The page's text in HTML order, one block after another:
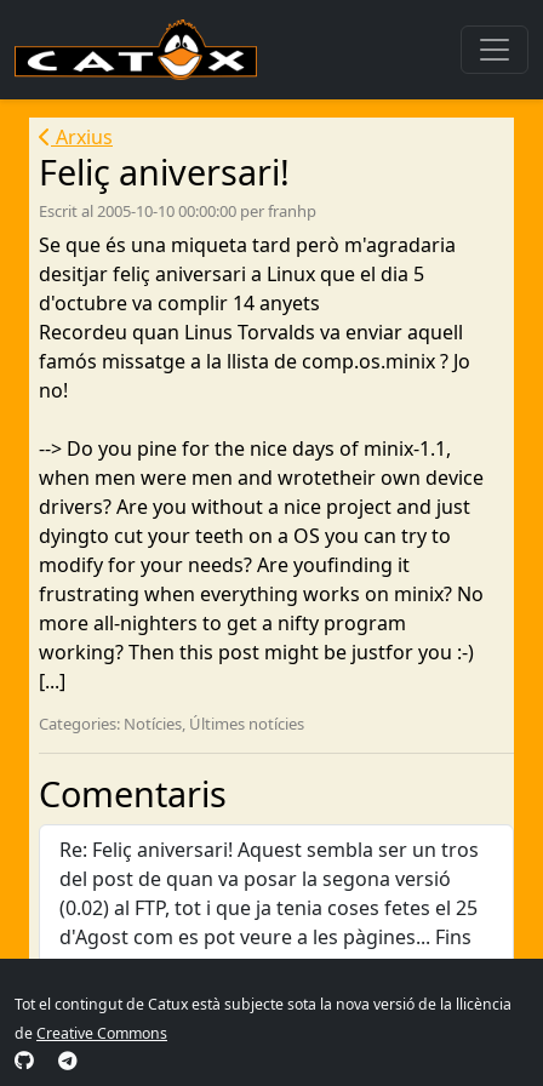
Arxius
Feliç aniversari!
Escrit al 2005-10-10 00:00:00 per franhp
Se que és una miqueta tard però m'agradaria
desitjar feliç aniversari a Linux que el dia 5
d'octubre va complir 14 anyets
Recordeu quan Linus Torvalds va enviar aquell
famós missatge a la llista de comp.os.minix ? Jo
no!
--> Do you pine for the nice days of minix-1.1,
when men were men and wrotetheir own device
drivers? Are you without a nice project and just
dyingto cut your teeth on a OS you can try to
modify for your needs? Are youfinding it
frustrating when everything works on minix? No
more all-nighters to get a nifty program
working? Then this post might be justfor you :-)
[...]
Categories: Notícies, Últimes notícies
Comentaris
Re: Feliç aniversari! Aquest sembla ser un tros
del post de quan va posar la segona versió
(0.02) al FTP, tot i que ja tenia coses fetes el 25
d'Agost com es pot veure a les pàgines... Fins
aviat!
Escrit al 2006-12-29 02:14:23 per cpina
Arxius
Tot el contingut de Catux està subjecte sota la nova versió de la llicència
deCreative Commons